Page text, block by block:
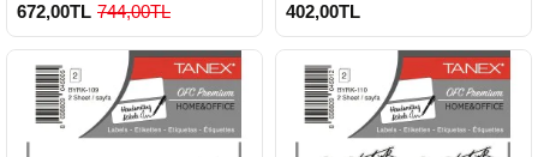
672,00TL 744,00TL 402,00TL